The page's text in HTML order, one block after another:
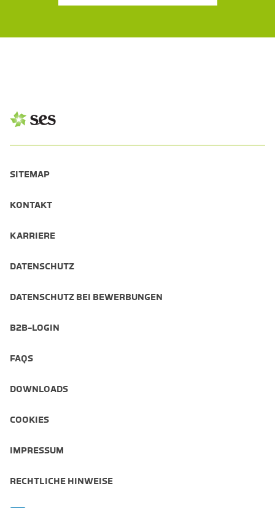
SITEMAP
KONTAKT
KARRIERE
DATENSCHUTZ
DATENSCHUTZ BEI BEWERBUNGEN
B2B-LOGIN
FAQS
DOWNLOADS
COOKIES
IMPRESSUM
RECHTLICHE HINWEISE